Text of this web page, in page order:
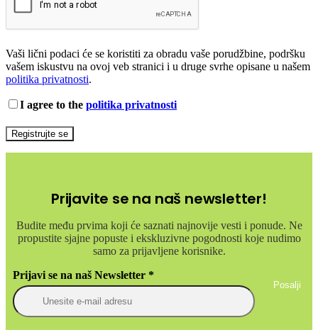
Vaši lični podaci će se koristiti za obradu vaše porudžbine, podršku
vašem iskustvu na ovoj veb stranici i u druge svrhe opisane u našem
politika privatnosti.
I agree to the politika privatnosti
Registrujte se
Prijavite se na naš newsletter!
Budite među prvima koji će saznati najnovije vesti i ponude. Ne
propustite sjajne popuste i ekskluzivne pogodnosti koje nudimo
samo za prijavljene korisnike.
Prijavi se na naš Newsletter *
Posalji